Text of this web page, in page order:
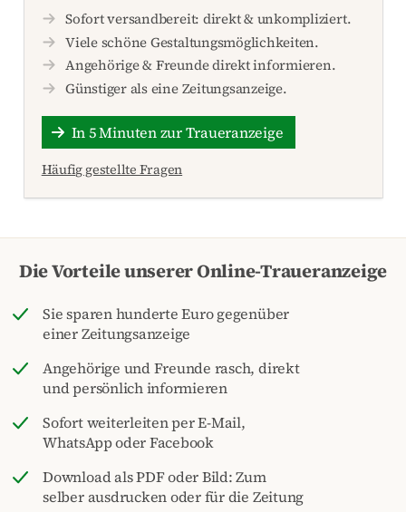
Sofort versandbereit: direkt & unkompliziert.
Viele schöne Gestaltungsmöglichkeiten.
Angehörige & Freunde direkt informieren.
Günstiger als eine Zeitungsanzeige.
In 5 Minuten zur Traueranzeige
Häufig gestellte Fragen
Die Vorteile unserer Online-Traueranzeige
Sie sparen hunderte Euro gegenüber
einer Zeitungsanzeige
Angehörige und Freunde rasch, direkt
und persönlich informieren
Sofort weiterleiten per E-Mail,
WhatsApp oder Facebook
Download als PDF oder Bild: Zum
selber ausdrucken oder für die Zeitung